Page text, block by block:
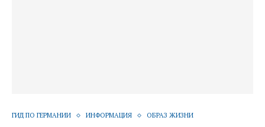
ГИД ПО ГЕРМАНИИ ИНФОРМАЦИЯ ОБРАЗ ЖИЗНИ